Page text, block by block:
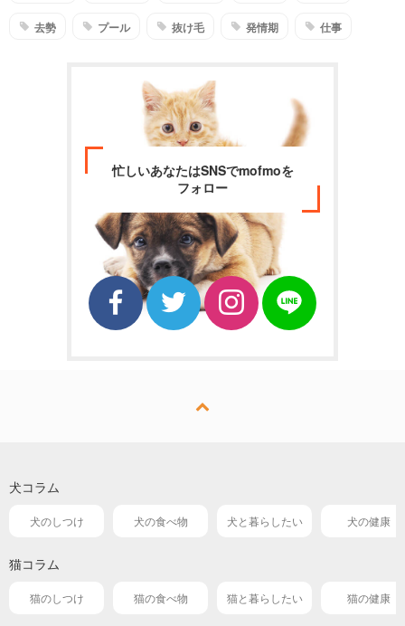
去勢 プール 抜け毛 発情期 仕事
忙しいあなたはSNSでmofmoを
フォロー
犬コラム
犬のしつけ 犬の食べ物 犬と暮らしたい 犬の健康
猫コラム
猫のしつけ 猫の食べ物 猫と暮らしたい 猫の健康